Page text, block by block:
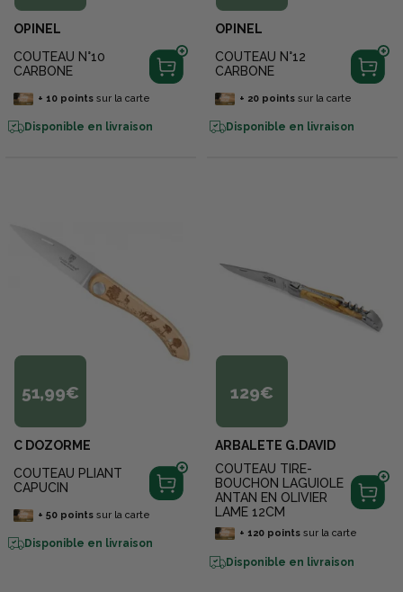
OPINEL
COUTEAU N°10
CARBONE
+ 10pointssur la carte
Disponible en livraison
OPINEL
COUTEAU N°12
CARBONE
+ 20pointssur la carte
Disponible en livraison
51,99€
C DOZORME
COUTEAU PLIANT
CAPUCIN
+ 50pointssur la carte
Disponible en livraison
129€
ARBALETE G.DAVID
COUTEAU TIRE-
BOUCHON LAGUIOLE
ANTAN EN OLIVIER
LAME 12CM
+ 120pointssur la carte
Disponible en livraison